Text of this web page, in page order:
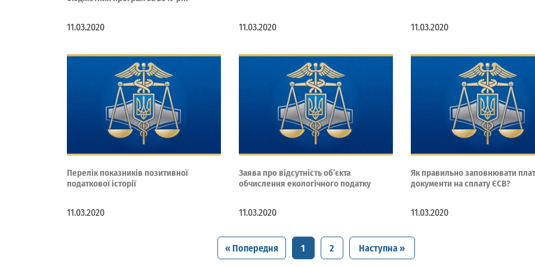
11.03.2020 11.03.2020 11.03.2020
Перелік показників позитивної
податкової історії
11.03.2020
Заява про відсутність об’єкта
обчислення екологічного податку
11.03.2020
Як правильно заповнювати
документи на сплату ЄСВ?
11.03.2020
« Попередня 1 2 Наступна »